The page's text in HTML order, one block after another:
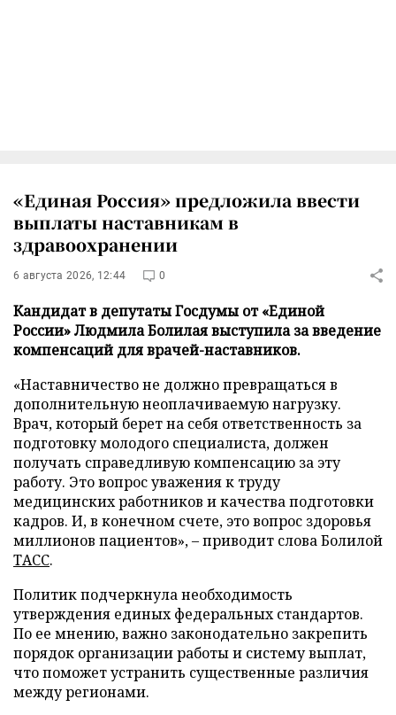
«Единая Россия» предложила ввести
выплаты наставникам в
здравоохранении
6 августа 2026, 12:44 0
Кандидат в депутаты Госдумы от «Единой
России» Людмила Болилая выступила за введение
компенсаций для врачей-наставников.
«Наставничество не должно превращаться в
дополнительную неоплачиваемую нагрузку.
Врач, который берет на себя ответственность за
подготовку молодого специалиста, должен
получать справедливую компенсацию за эту
работу. Это вопрос уважения к труду
медицинских работников и качества подготовки
кадров. И, в конечном счете, это вопрос здоровья
миллионов пациентов», – приводит слова Болилой
ТАСС.
Политик подчеркнула необходимость
утверждения единых федеральных стандартов.
По ее мнению, важно законодательно закрепить
порядок организации работы и систему выплат,
что поможет устранить существенные различия
между регионами.